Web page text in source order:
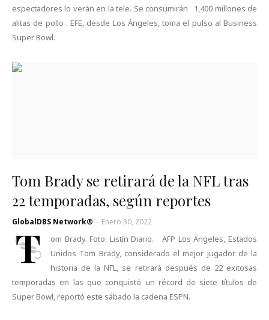
espectadores lo verán en la tele. Se consumirán 1,400 millones de
alitas de pollo . EFE, desde Los Ángeles, toma el pulso al Business
Super Bowl.
Tom Brady se retirará de la NFL tras
22 temporadas, según reportes
GlobalDBS Network® - Enero 30, 2022
T
om Brady. Foto: Listín Diario. AFP Los Ángeles, Estados
Unidos Tom Brady, considerado el mejor jugador de la
historia de la NFL, se retirará después de 22 exitosas
temporadas en las que conquistó un récord de siete títulos de
Super Bowl, reportó este sábado la cadena ESPN.